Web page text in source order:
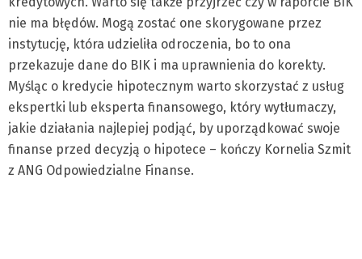
nie ma błędów. Mogą zostać one skorygowane przez
instytucję, która udzieliła odroczenia, bo to ona
przekazuje dane do BIK i ma uprawnienia do korekty.
Myśląc o kredycie hipotecznym warto skorzystać z usług
ekspertki lub eksperta finansowego, który wytłumaczy,
jakie działania najlepiej podjąć, by uporządkować swoje
finanse przed decyzją o hipotece – kończy Kornelia Szmit
z ANG Odpowiedzialne Finanse.